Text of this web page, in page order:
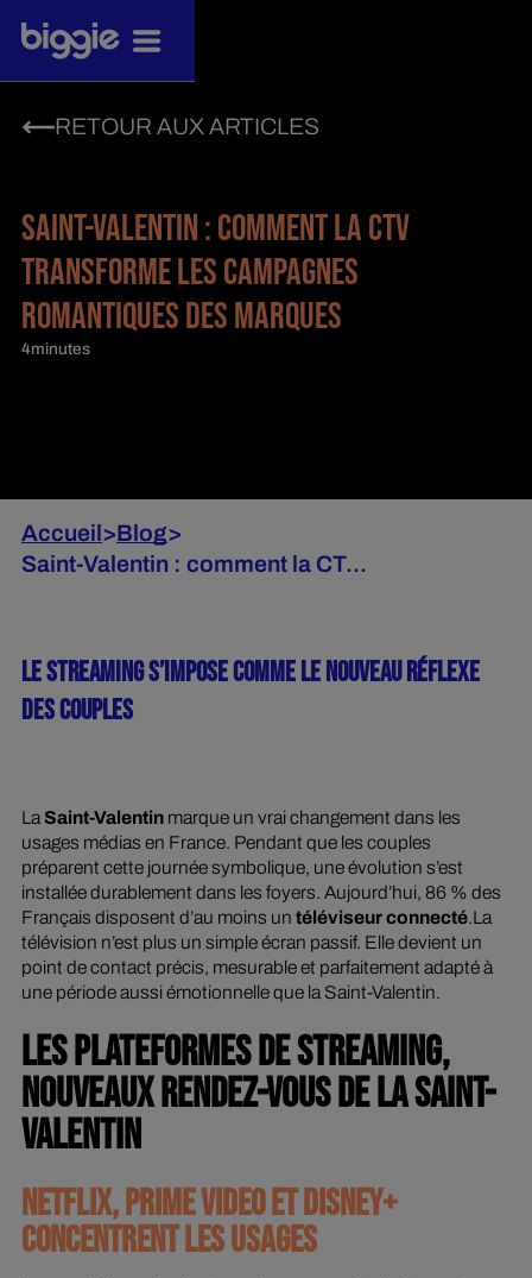
RETOUR AUX ARTICLES
SAINT-VALENTIN : COMMENT LA CTV
TRANSFORME LES CAMPAGNES
ROMANTIQUES DES MARQUES
4minutes
Accueil >Blog>
Saint-Valentin : comment la CT...
LE STREAMING S’IMPOSE COMME LE NOUVEAU RÉFLEXE
DES COUPLES
LaSaint-Valentinmarque un vrai changement dans les
usages médias en France. Pendant que les couples
préparent cette journée symbolique, une évolution s’est
installée durablement dans les foyers. Aujourd’hui, 86 % des
Français disposent d’au moins un téléviseur connecté.La
télévision n’est plus un simple écran passif. Elle devient un
point de contact précis, mesurable et parfaitement adapté à
une période aussi émotionnelle que la Saint-Valentin.
LES PLATEFORMES DE STREAMING,
NOUVEAUX RENDEZ-VOUS DE LA SAINT-
VALENTIN
NETFLIX, PRIME VIDEO ET DISNEY+
CONCENTRENT LES USAGES